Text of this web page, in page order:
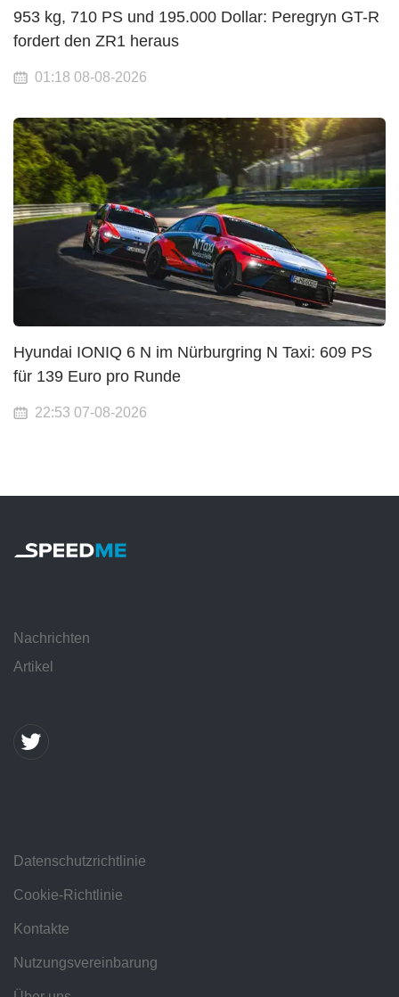
953 kg, 710 PS und 195.000 Dollar: Peregryn GT-R
fordert den ZR1 heraus
01:18 08-08-2026
Hyundai IONIQ 6 N im Nürburgring N Taxi: 609 PS
für 139 Euro pro Runde
22:53 07-08-2026
Nachrichten
Artikel
Datenschutzrichtlinie
Cookie-Richtlinie
Kontakte
Nutzungsvereinbarung